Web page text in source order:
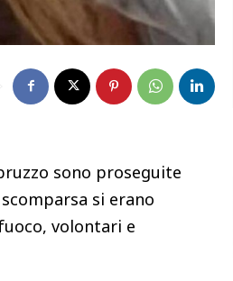
sono proseguite
si erano
volontari e